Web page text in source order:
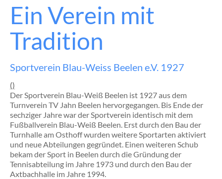
Ein Verein mit
Tradition
Sportverein Blau-Weiss Beelen e.V. 1927
()
Der Sportverein Blau-Weiß Beelen ist 1927 aus dem
Turnverein TV Jahn Beelen hervorgegangen. Bis Ende der
sechziger Jahre war der Sportverein identisch mit dem
Fußballverein Blau-Weiß Beelen. Erst durch den Bau der
Turnhalle am Osthoff wurden weitere Sportarten aktiviert
und neue Abteilungen gegründet. Einen weiteren Schub
bekam der Sport in Beelen durch die Gründung der
Tennisabteilung im Jahre 1973 und durch den Bau der
Axtbachhalle im Jahre 1994.